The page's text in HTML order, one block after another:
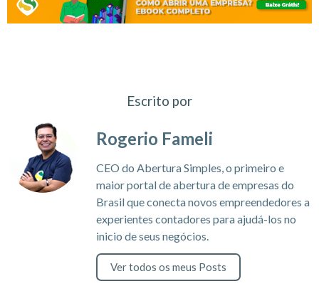
Escrito por
Rogerio Fameli
CEO do Abertura Simples, o primeiro e
maior portal de abertura de empresas do
Brasil que conecta novos empreendedores a
experientes contadores para ajudá-los no
inicio de seus negócios.
Ver todos os meus Posts